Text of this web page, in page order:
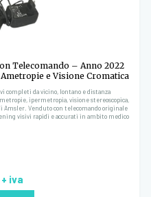
Telecomando – Anno 2022
e Visione Cromatica
completi da vicino, lontano e distanza
ipermetropia, visione stereoscopica,
Amsler. Venduto con telecomando originale
visivi rapidi e accurati in ambito medico
+ iva